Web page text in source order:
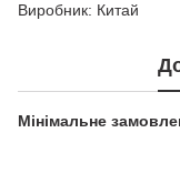
Виробник: Китай
Мінімальне